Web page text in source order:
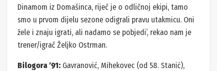
Dinamom iz Domašinca, riječ je o odličnoj ekipi, tamo
smo u prvom dijelu sezone odigrali pravu utakmicu. Oni
žele i znaju igrati, ali nadamo se pobjedi’, rekao nam je
trener/igrač Željko Ostrman.
Bilogora ’91: Gavranović, Mihekovec (od 58. Stanić),